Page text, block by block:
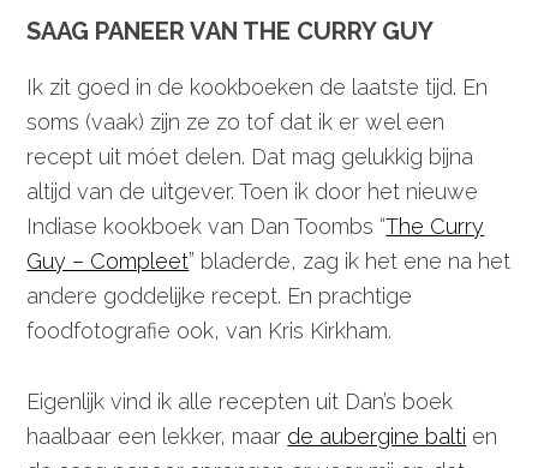
SAAG PANEER VAN THE CURRY GUY
Ik zit goed in de kookboeken de laatste tijd. En
soms (vaak) zijn ze zo tof dat ik er wel een
recept uit móet delen. Dat mag gelukkig bijna
altijd van de uitgever. Toen ik door het nieuwe
Indiase kookboek van Dan Toombs “The Curry
Guy – Compleet” bladerde, zag ik het ene na het
andere goddelijke recept. En prachtige
foodfotografie ook, van Kris Kirkham.
Eigenlijk vind ik alle recepten uit Dan’s boek
haalbaar een lekker, maar de aubergine balti en